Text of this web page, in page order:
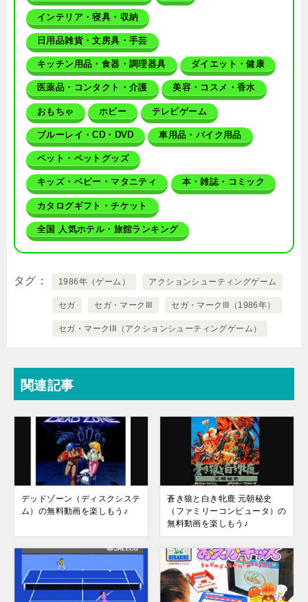
インテリア・寝具・収納
日用品雑貨・文房具・手芸
キッチン用品・食器・調理器具 ダイエット・健康
医薬品・コンタクト・介護 美容・コスメ・香水
おもちゃ ホビー テレビゲーム
ブルーレイ・CD・DVD 車用品・バイク用品
ペット・ペットグッズ
キッズ・ベビー・マタニティ 本・雑誌・コミック
カタログギフト・チケット
全国 人気ホテル・旅館ランキング
タグ 1986年（ゲーム） アクションシューティングゲーム
セガ セガ・マークIII セガ・マークIII（1986年）
セガ・マークIII（アクションシューティングゲーム）
関連記事
デッドゾーン（ディスクシステ
ム）の無料動画を楽しもう♪
蒼き狼と白き牝鹿 元朝秘史
（ファミリーコンピュータ）の
無料動画を楽しもう♪